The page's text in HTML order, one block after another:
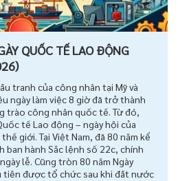
QUỐC TẾ LAO ĐỘNG
tranh của công nhân tại Mỹ và
ngày làm việc 8 giờ đã trở thành
trào công nhân quốc tế. Từ đó,
tế Lao động – ngày hội của
giới. Tại Việt Nam, đã 80 năm kể
ban hành Sắc lệnh số 22c, chính
lễ. Cũng tròn 80 năm Ngày
tiên được tổ chức sau khi đất nước